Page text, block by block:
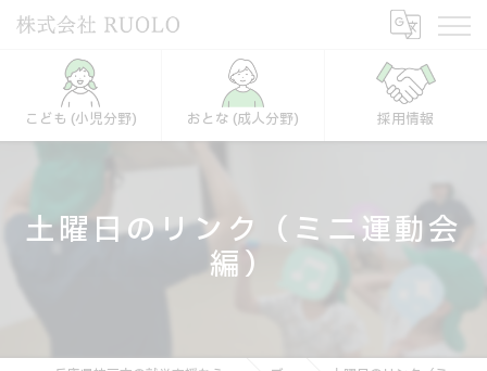
こども (小児分野) おとな (成人分野) 採用情報
土曜日のリンク（ミニ運動会
編）